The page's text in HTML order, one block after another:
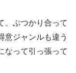
、ぶつかり合って
意ジャンルも違う
なって引っ張って